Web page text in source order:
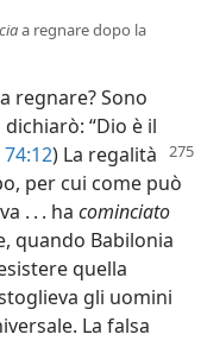
a regnare dopo la
a regnare? Sono
“Dio è il
) La regalità
per cui come può
. . . ha cominciato
quando Babilonia
quella
gli uomini
La falsa